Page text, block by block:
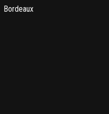
Bordeaux